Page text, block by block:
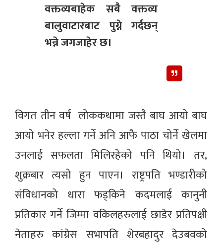
वक्तव्यबाहेक सबै वक्तव्य
बालुवाटारबाट पुग्ने गर्दछन्
भन्ने जगजाहेर छ।
विगत तीन वर्ष लोककथामा जस्तै बाघ आयो बाघ
आयो भनेर हल्ला गर्ने अनि आफै पाठा चोर्ने खेलमा
उनलाई सफलता मिलिरहेको पनि थियो। तर,
शुक्रबार त्यसो हुन पाएन। राष्ट्रपति भण्डारीको
संविधानको धारा फड्किने कदमलाई कानुनी
प्रतिकार गर्ने जिम्मा वकिलहरुलाई छाडेर प्रतिपक्षी
नेताहरु कांग्रेस सभापति शेरबहादुर देउबवको